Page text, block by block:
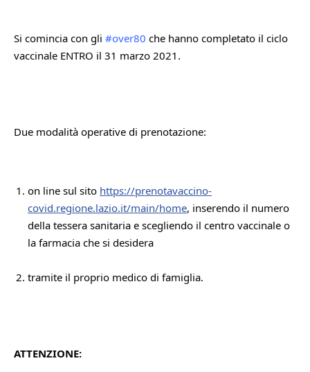
Si comincia con gli #over80 che hanno completato il ciclo
vaccinale ENTRO il 31 marzo 2021.
Due modalità operative di prenotazione:
on line sul sito https://prenotavaccino-
covid.regione.lazio.it/main/home, inserendo il numero
della tessera sanitaria e scegliendo il centro vaccinale o
la farmacia che si desidera
tramite il proprio medico di famiglia.
ATTENZIONE: